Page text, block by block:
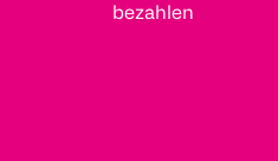
bezahlen